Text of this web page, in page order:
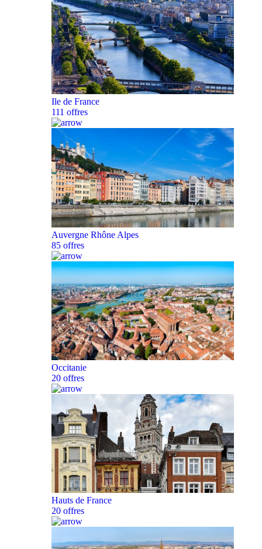
Ile de France
111 offres
Auvergne Rhône Alpes
85 offres
Occitanie
20 offres
Hauts de France
20 offres